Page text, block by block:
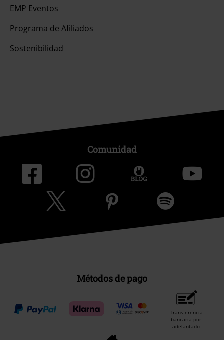
EMP Eventos
Programa de Afiliados
Sostenibilidad
Comunidad
Métodos de pago
Transferencia
bancaria por
adelantado